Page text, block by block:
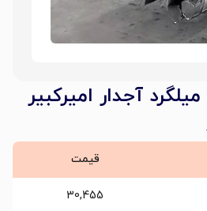
میلگرد آجدار امیرکبیر
قیمت
30,455